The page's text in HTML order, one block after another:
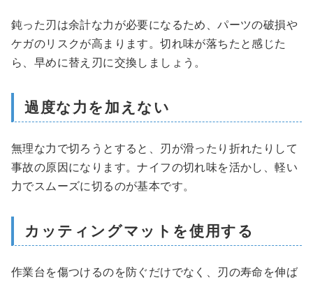
鈍った刃は余計な力が必要になるため、パーツの破損や
ケガのリスクが高まります。切れ味が落ちたと感じた
ら、早めに替え刃に交換しましょう。
過度な力を加えない
無理な力で切ろうとすると、刃が滑ったり折れたりして
事故の原因になります。ナイフの切れ味を活かし、軽い
力でスムーズに切るのが基本です。
カッティングマットを使用する
作業台を傷つけるのを防ぐだけでなく、刃の寿命を伸ば